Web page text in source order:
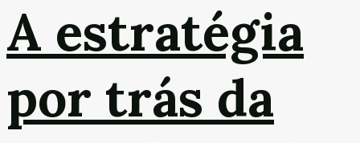
A estratégia
por trás da